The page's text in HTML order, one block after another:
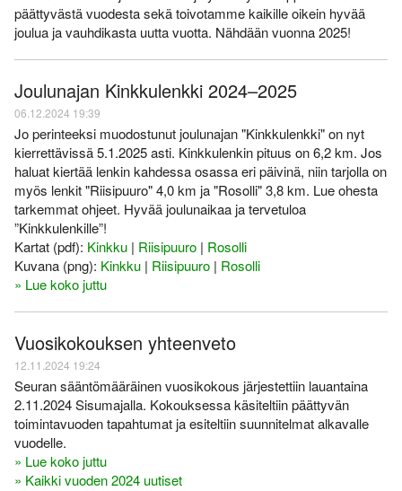
Kalenteri
Menneitä
28.8.2021
Varsinais-Suomen Rastipäivät
8.–9.8.2020
Varsinais-Suomen AM-yö
7.9.2018
Varsinais-Suomen AM-
keskimatka 3.6.2018
Tulosarkisto
Netti-ilmo
Intranet
Ylläpito
RSS
päättyvästä vuodesta sekä toivotamme kaikille oikein hyvää
joulua ja vauhdikasta uutta vuotta. Nähdään vuonna 2025!
Joulunajan Kinkkulenkki 2024–2025
06.12.2024 19:39
Jo perinteeksi muodostunut joulunajan "Kinkkulenkki" on nyt
kierrettävissä 5.1.2025 asti. Kinkkulenkin pituus on 6,2 km. Jos
haluat kiertää lenkin kahdessa osassa eri päivinä, niin tarjolla on
myös lenkit "Riisipuuro" 4,0 km ja "Rosolli" 3,8 km. Lue ohesta
tarkemmat ohjeet. Hyvää joulunaikaa ja tervetuloa
”Kinkkulenkille”!
Kartat (pdf): Kinkku | Riisipuuro | Rosolli
Kuvana (png): Kinkku | Riisipuuro | Rosolli
» Lue koko juttu
Vuosikokouksen yhteenveto
12.11.2024 19:24
Seuran sääntömääräinen vuosikokous järjestettiin lauantaina
2.11.2024 Sisumajalla. Kokouksessa käsiteltiin päättyvän
toimintavuoden tapahtumat ja esiteltiin suunnitelmat alkavalle
vuodelle.
» Lue koko juttu
» Kaikki vuoden 2024 uutiset